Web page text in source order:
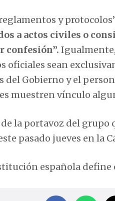
y
a actos civiles o
confesión”.
oficiales sean
del Gobierno y el
muestren vínculo
la portavoz del grupo
pasado jueves en la
española